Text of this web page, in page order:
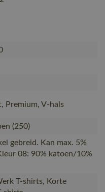
Premium, V-hals
(250)
gebreid. Kan max. 5%
08: 90% katoen/10%
T-shirts, Korte